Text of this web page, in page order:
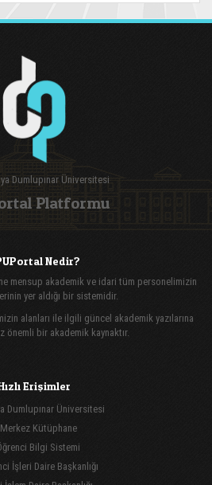
Dumlupınar Üniversitesi
Platformu
Nedir?
mensup akademik ve idari tüm personelimizin
yer aldığı bir sistemidir.
alanları ile ilgili güncel akademik yazılarına
önemli bir akademik kaynaktır.
Erişimler
Dumlupınar Üniversitesi
Kütüphane
Bilgi Sistemi
İşleri Daire Başkanlığı